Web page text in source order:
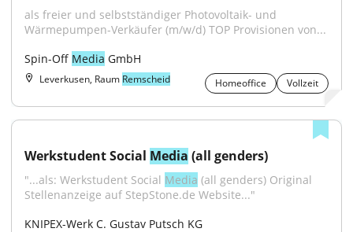
als freier und selbstständiger Photovoltaik- und
Wärmepumpen-Verkäufer (m/w/d) TOP Provisionen von...
Spin-Off Media GmbH
Leverkusen, Raum Remscheid Homeoffice Vollzeit
Werkstudent Social Media (all genders)
"...als: Werkstudent Social Media (all genders) Original
Stellenanzeige auf StepStone.de Website..."
KNIPEX-Werk C. Gustav Putsch KG